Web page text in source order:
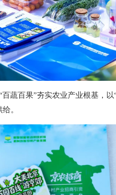
百果”夯实农业产业根基，以
。